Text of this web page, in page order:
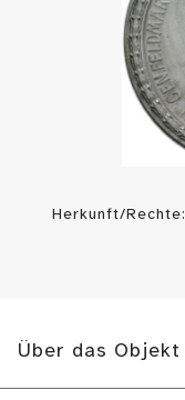
Herkunft/
Über das Objekt